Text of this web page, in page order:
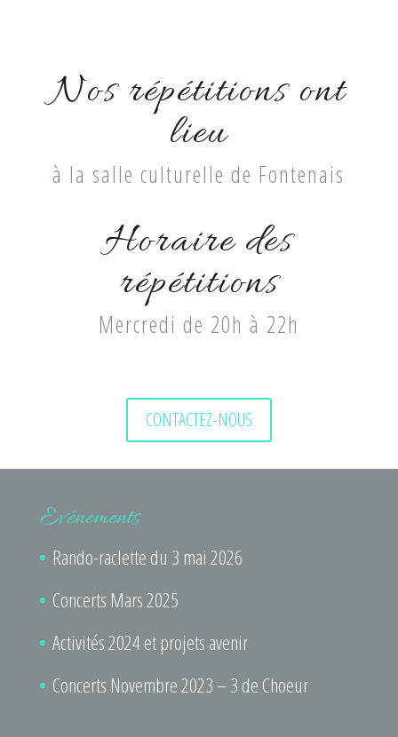
Nos répétitions ont
lieu
à la salle culturelle de Fontenais
Horaire des
répétitions
Mercredi de 20h à 22h
CONTACTEZ-NOUS
Evénements
Rando-raclette du 3 mai 2026
Concerts Mars 2025
Activités 2024 et projets avenir
Concerts Novembre 2023 – 3 de Choeur